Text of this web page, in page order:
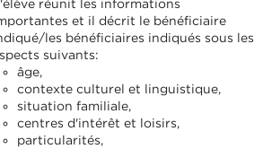
réunit les informations
et il décrit le bénéficiaire
les bénéficiaires indiqués sous les
suivants:
âge,
contexte culturel et linguistique,
situation familiale,
centres d'intérêt et loisirs,
particularités,